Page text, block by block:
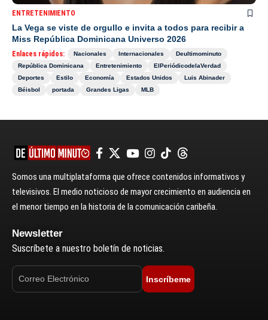
ENTRETENIMIENTO
La Vega se viste de orgullo e invita a todos para recibir a
Miss República Dominicana Universo 2026
Enlaces rápidos: Nacionales Internacionales
Deultimominuto
República Dominicana
Entretenimiento
ElPeriódicodelaVerdad
Deportes
Estilo Economía Estados Unidos
Luis Abinader
Béisbol
portada Grandes Ligas MLB
Somos una multiplataforma que ofrece contenidos informativos y
televisivos. El medio noticioso de mayor crecimiento en audiencia en
el menor tiempo en la historia de la comunicación caribeña.
Newsletter
Suscríbete a nuestro boletín de noticias.
Inscríbeme